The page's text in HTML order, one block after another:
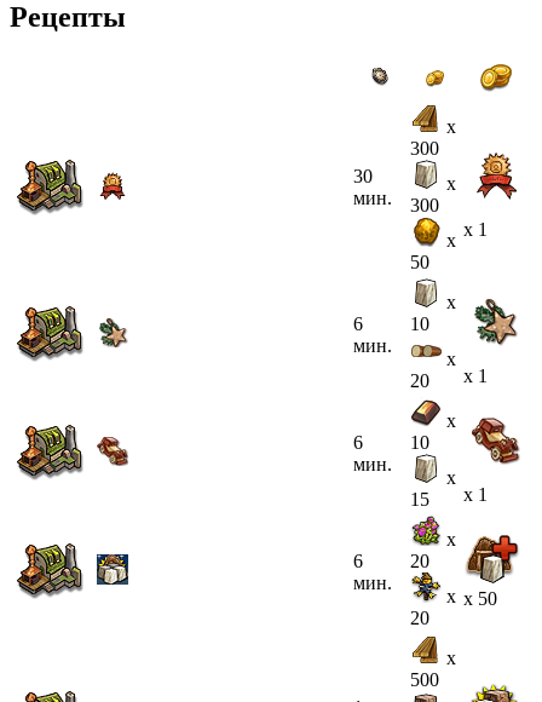
Рецепты
30
мин.
x
300
x
300
x
50
x 1
6
мин.
x
10
x
20
x 1
6
мин.
x
10
x
15
x 1
6
мин.
x
20
x
20
x 50
x
500